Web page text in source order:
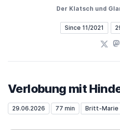
Der Klatsch und
Since 11/2021
X
Verlobung mit
29.06.2026 77 min Britt-Marie